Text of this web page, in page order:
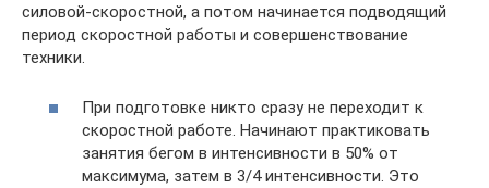
силовой-скоростной, а потом начинается подводящий
период скоростной работы и совершенствование
техники.
При подготовке никто сразу не переходит к
скоростной работе. Начинают практиковать
занятия бегом в интенсивности в 50% от
максимума, затем в 3/4 интенсивности. Это